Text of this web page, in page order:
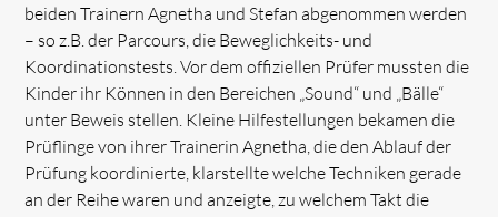
beiden Trainern Agnetha und Stefan abgenommen werden
– so z.B. der Parcours, die Beweglichkeits- und
Koordinationstests. Vor dem offiziellen Prüfer mussten die
Kinder ihr Können in den Bereichen „Sound“ und „Bälle“
unter Beweis stellen. Kleine Hilfestellungen bekamen die
Prüflinge von ihrer Trainerin Agnetha, die den Ablauf der
Prüfung koordinierte, klarstellte welche Techniken gerade
an der Reihe waren und anzeigte, zu welchem Takt die